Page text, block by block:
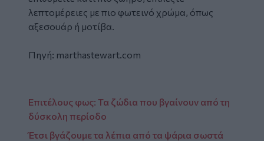
λεπτομέρειες με πιο φωτεινό χρώμα, όπως
αξεσουάρ ή μοτίβα.
Πηγή: marthastewart.com
Επιτέλους φως: Τα ζώδια που βγαίνουν από τη
δύσκολη περίοδο
Έτσι βγάζουμε τα λέπια από τα ψάρια σωστά